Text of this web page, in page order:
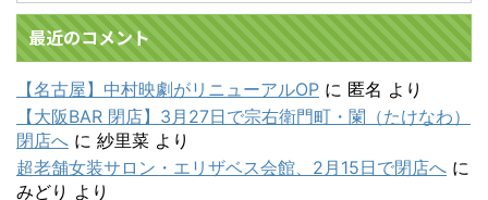
最近のコメント
【名古屋】中村映劇がリニューアルOP に 匿名 より
【大阪BAR 閉店】3月27日で宗右衛門町・闌（たけなわ）
閉店へ に 紗里菜 より
超老舗女装サロン・エリザベス会館、2月15日で閉店へ に
みどり より